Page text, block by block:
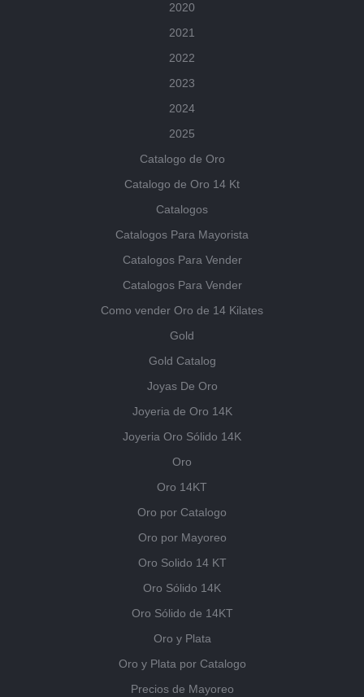
2020
2021
2022
2023
2024
2025
Catalogo de Oro
Catalogo de Oro 14 Kt
Catalogos
Catalogos Para Mayorista
Catalogos Para Vender
Catalogos Para Vender
Como vender Oro de 14 Kilates
Gold
Gold Catalog
Joyas De Oro
Joyeria de Oro 14K
Joyeria Oro Sólido 14K
Oro
Oro 14KT
Oro por Catalogo
Oro por Mayoreo
Oro Solido 14 KT
Oro Sólido 14K
Oro Sólido de 14KT
Oro y Plata
Oro y Plata por Catalogo
Precios de Mayoreo